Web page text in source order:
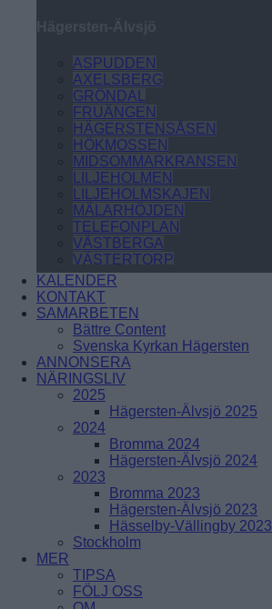
ASPUDDEN
AXELSBERG
GRÖNDAL
FRUÄNGEN
HÄGERSTENSÅSEN
HÖKMOSSEN
MIDSOMMARKRANSEN
LILJEHOLMEN
LILJEHOLMSKAJEN
MÄLARHÖJDEN
TELEFONPLAN
VÄSTBERGA
VÄSTERTORP
ÖRNSBERG
ÅRSTABERG
ÅRSTADAL
ÄLVSJÖ
SOLBERGA
Skärholmen
BREDÄNG
SKÄRHOLMEN
SÄTRA
VÅRBERG
Enskede-Årsta-Vantör
BANDHAGEN
ENSKEDEFÄLTET
ENSKEDE GÅRD
GAMLA ENSKEDE
HAGSÄTRA
HÖGDALEN
JOHANNESHOV
RÅGSVED
STUREBY
ÅRSTA
KALENDER
KONTAKT
SAMARBETEN
Bättre Content
Svenska Kyrkan Hägersten
ANNONSERA
NÄRINGSLIV
2025
Hägersten-Älvsjö 2025
2024
Bromma 2024
Hägersten-Älvsjö 2024
2023
Bromma 2023
Hägersten-Älvsjö 2023
Hässelby-Vällingby 2023
Stockholm
MER
TIPSA
FÖLJ OSS